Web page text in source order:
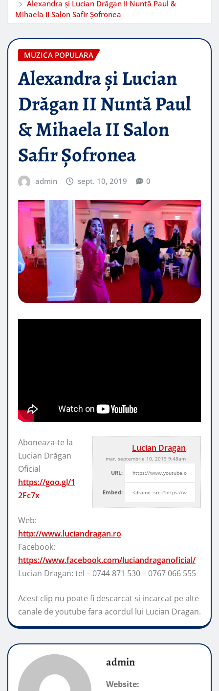
Alexandra și Lucian Drăgan II Nuntă Paul &
Mihaela II Salon Safir Șofronea
MUZICA POPULARA
Alexandra și Lucian
Drăgan II Nuntă Paul
& Mihaela II Salon
Safir Șofronea
admin sept. 10, 2019 0
Lucian Dragan
mar, septembrie 10, 2019 9:48am
URL:
Embed:
Aboneaza-te la
Lucian Drăgan
Oficial
https://goo.gl/1
2Fc7x
Web:
http://www.luciandragan.ro
Facebook:
https://www.facebook.com/luciandraganoficial/
Lucian Dragan: tel – 0744 871 530 – 0767 066 555
Acest clip nu poate fi descarcat si incarcat pe alte
canale de youtube fara acordul lui Lucian Dragan.
admin
Website: